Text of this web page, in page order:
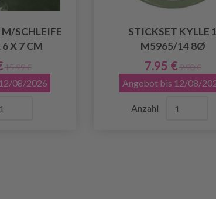
SCHLEIFE
X 7 CM
15.99 €
08/2026
STICKSET KYLLE 1
M5965/14 8Ø
7.95 € 9.90 €
Angebot bis 12/08/
Anzahl